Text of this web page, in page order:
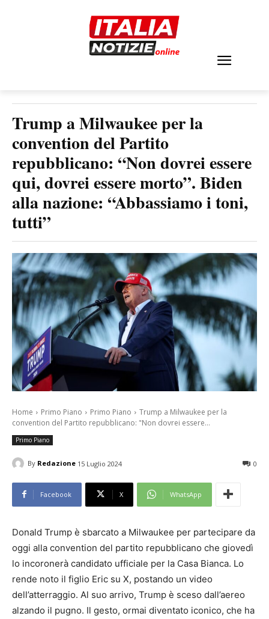
Trump a Milwaukee per la
convention del Partito
repubblicano: “Non dovrei essere
qui, dovrei essere morto”. Biden
alla nazione: “Abbassiamo i toni,
tutti”
Home Primo Piano Primo Piano
Trump a Milwaukee per la
convention del Partito repubblicano: "Non dovrei essere...
Primo Piano
By Redazione 15 Luglio 2024 0
Facebook X WhatsApp
Donald Trump è sbarcato a Milwaukee per partecipare da
oggi alla convention del partito repubblicano che giovedì
lo incoronerà candidato ufficiale per la Casa Bianca. Lo
rende noto il figlio Eric su X, postando un video
dell’atterraggio. Al suo arrivo, Trump è sceso dall’aereo
alzando il pugno. Il gesto, ormai diventato iconico, che ha